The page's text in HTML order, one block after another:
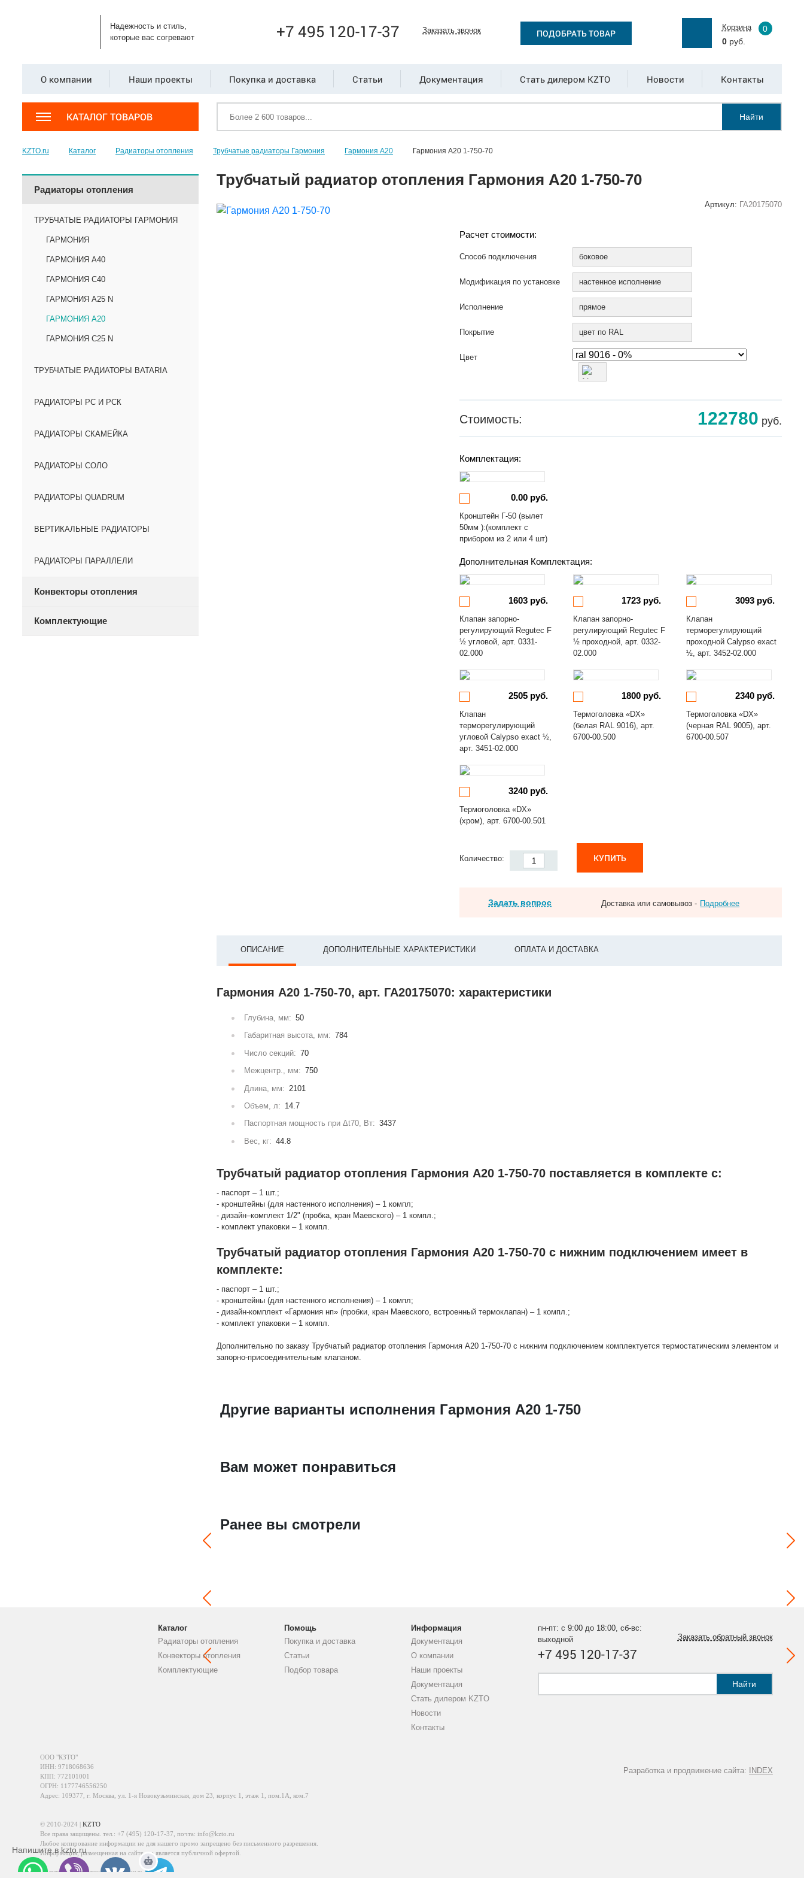
Надежность и стиль,
которые вас согревают
+7 495 120-17-37 Заказать звонок ПОДОБРАТЬ ТОВАР
Корзина
0
0руб.
О компании Наши проекты Покупка и доставка Статьи Документация Стать дилером KZTO Новости Контакты
КАТАЛОГ ТОВАРОВ Найти
KZTO.ru Каталог Радиаторы отопления Трубчатые радиаторы Гармония Гармония А20 Гармония А20 1-750-70
Радиаторы отопления
ТРУБЧАТЫЕ РАДИАТОРЫ ГАРМОНИЯ
ГАРМОНИЯ
ГАРМОНИЯ А40
ГАРМОНИЯ С40
ГАРМОНИЯ А25 N
ГАРМОНИЯ А20
ГАРМОНИЯ С25 N
ТРУБЧАТЫЕ РАДИАТОРЫ BATARIA
РАДИАТОРЫ РС И РСК
РАДИАТОРЫ СКАМЕЙКА
РАДИАТОРЫ СОЛО
РАДИАТОРЫ QUADRUM
ВЕРТИКАЛЬНЫЕ РАДИАТОРЫ
РАДИАТОРЫ ПАРАЛЛЕЛИ
Конвекторы отопления
Комплектующие
Трубчатый радиатор отопления Гармония А20 1-750-70
Артикул: ГА20175070
Расчет стоимости:
Способ подключения боковое
Модификация по установке настенное исполнение
Исполнение прямое
Покрытие цвет по RAL
Цвет
Стоимость: 122780 руб.
Комплектация:
0.00 руб.
Кронштейн Г-50 (вылет
50мм ):(комплект с
прибором из 2 или 4 шт)
Дополнительная Комплектация:
1603 руб.
Клапан запорно-
регулирующий Regutec F
½ угловой, арт. 0331-
02.000
1723 руб.
Клапан запорно-
регулирующий Regutec F
½ проходной, арт. 0332-
02.000
3093 руб.
Клапан
терморегулирующий
проходной Calypso exact
½, арт. 3452-02.000
2505 руб.
Клапан
терморегулирующий
угловой Calypso exact ½,
арт. 3451-02.000
1800 руб.
Термоголовка «DX»
(белая RAL 9016), арт.
6700-00.500
2340 руб.
Термоголовка «DX»
(черная RAL 9005), арт.
6700-00.507
3240 руб.
Термоголовка «DX»
(хром), арт. 6700-00.501
Количество: КУПИТЬ
Задать вопрос Доставка или самовывоз - Подробнее
ОПИСАНИЕ ДОПОЛНИТЕЛЬНЫЕ ХАРАКТЕРИСТИКИ ОПЛАТА И ДОСТАВКА
Гармония А20 1-750-70, арт. ГА20175070: характеристики
Глубина, мм: 50
Габаритная высота, мм: 784
Число секций: 70
Межцентр., мм: 750
Длина, мм: 2101
Объем, л: 14.7
Паспортная мощность при Δt70, Вт: 3437
Вес, кг: 44.8
Трубчатый радиатор отопления Гармония А20 1-750-70 поставляется в комплекте с:
- паспорт – 1 шт.;
- кронштейны (для настенного исполнения) – 1 компл;
- дизайн–комплект 1/2" (пробка, кран Маевского) – 1 компл.;
- комплект упаковки – 1 компл.
Трубчатый радиатор отопления Гармония А20 1-750-70 с нижним подключением имеет в
комплекте:
- паспорт – 1 шт.;
- кронштейны (для настенного исполнения) – 1 компл;
- дизайн-комплект «Гармония нп» (пробки, кран Маевского, встроенный термоклапан) – 1 компл.;
- комплект упаковки – 1 компл.
Дополнительно по заказу Трубчатый радиатор отопления Гармония А20 1-750-70 с нижним подключением комплектуется термостатическим элементом и
запорно-присоединительным клапаном.
Другие варианты исполнения Гармония А20 1-750
Вам может понравиться
Ранее вы смотрели
Каталог
Радиаторы отопления
Конвекторы отопления
Комплектующие
Помощь
Покупка и доставка
Статьи
Подбор товара
Информация
Документация
О компании
Наши проекты
Документация
Стать дилером KZTO
Новости
Контакты
пн-пт: с 9:00 до 18:00, сб-вс:
выходной
+7 495 120-17-37
Заказать обратный звонок
Найти
Разработка и продвижение сайта: INDEX
ООО "КЗТО"
ИНН: 9718068636
КПП: 772101001
ОГРН: 1177746556250
Адрес: 109377, г. Москва, ул. 1-я Новокузьминская, дом 23, корпус 1, этаж 1, пом.1А, ком.7
© 2010-2024 | KZTO
Все права защищены. тел.: +7 (495) 120-17-37 , почта: info@kzto.ru
Любое копирование информации не для нашего промо запрещено без письменного разрешения.
Информация, размещенная на сайте, не является публичной офертой.
Политика обработки персональных данных
Напишите в kzto.ru